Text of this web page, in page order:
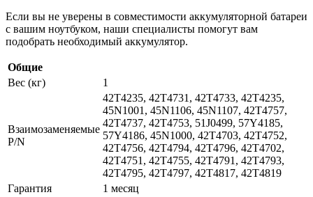
Если вы не уверены в совместимости аккумуляторной батареи
с вашим ноутбуком, наши специалисты помогут вам
подобрать необходимый аккумулятор.
Общие
Вес (кг)
1
Взаимозаменяемые
P/N
42T4235, 42T4731, 42T4733, 42T4235,
45N1001, 45N1106, 45N1107, 42T4757,
42T4737, 42T4753, 51J0499, 57Y4185,
57Y4186, 45N1000, 42T4703, 42T4752,
42T4756, 42T4794, 42T4796, 42T4702,
42T4751, 42T4755, 42T4791, 42T4793,
42T4795, 42T4797, 42T4817, 42T4819
Гарантия
1 месяц